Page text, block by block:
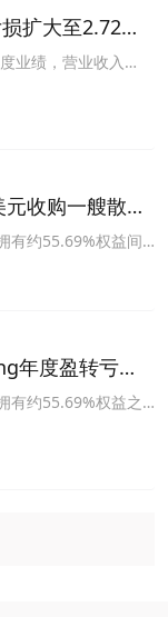
扩大至2.72亿
业绩，营业收入
每股基本亏损
收购一艘散装
有约55.69%权益间
该船舶订立该协
年度盈转亏
有约55.69%权益之
加16%。录得综合
损4932.6万美元，